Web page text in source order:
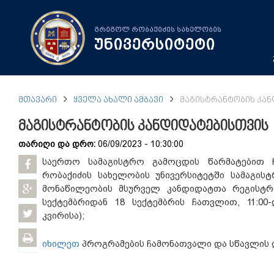
გრიგოლ რობაქიძის სახელობის
უნივერსიტეტი
ᲛᲗᲐᲕᲐᲠᲘ ᲧᲕᲔᲚᲐ ᲐᲮᲐᲚᲘ ᲐᲛᲑᲐᲕᲘ ᲛᲐᲒᲘᲡᲢᲠᲐᲜᲢᲝᲑᲘᲡ
მაგისტრანტობის კანდიდატებისთვის
თარიღი და დრო: 06/09/2023 - 10:30:00
საერთო სამაგისტრო გამოცდის წარმატებით
რობაქიძის სახელობის უნივერსიტეტში
მონაწილეობის მსურველ კანდიდატთა
სექტემბრიდან 18 სექტემბრის ჩათვლით,
კვირისა);
იხილეთ პროგრამების ჩამონათვალი და სწავლის